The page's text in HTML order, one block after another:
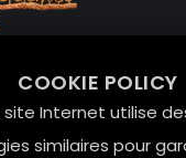
COOKIE POLICY
site Internet utilise
similaires pour
Paris